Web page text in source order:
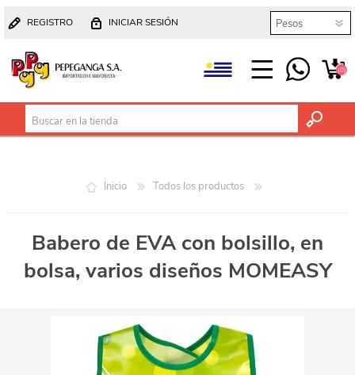
REGISTRO INICIAR SESIÓN
(0)
Inicio Todos los productos
Babero de EVA con bolsillo, en
bolsa, varios diseños MOMEASY